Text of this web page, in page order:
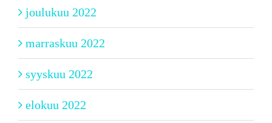
joulukuu 2022
marraskuu 2022
syyskuu 2022
elokuu 2022